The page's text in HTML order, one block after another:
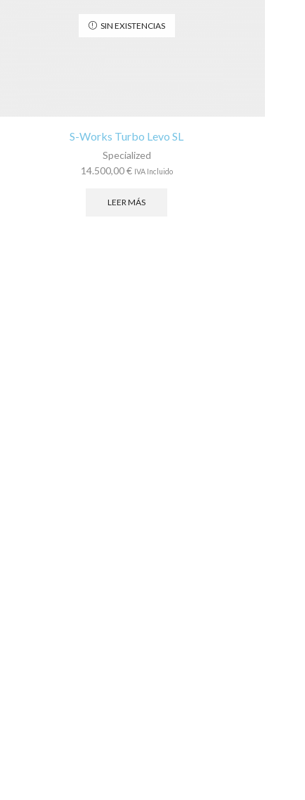
SIN EXISTENCIAS
S-Works Turbo Levo SL
Specialized
14.500,00€ IVA Incluido
LEER MÁS